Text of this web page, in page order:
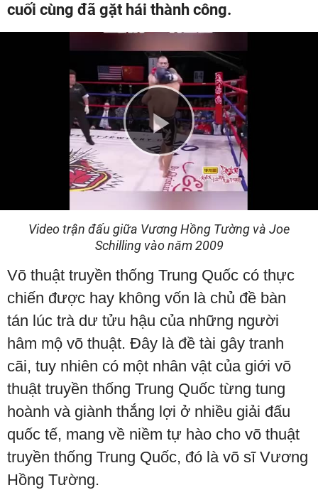
cuối cùng đã gặt hái thành công.
Play
Video
Video trận đấu giữa Vương Hồng Tường và Joe
Schilling vào năm 2009
Võ thuật truyền thống Trung Quốc có thực
chiến được hay không vốn là chủ đề bàn
tán lúc trà dư tửu hậu của những người
hâm mộ võ thuật. Đây là đề tài gây tranh
cãi, tuy nhiên có một nhân vật của giới võ
thuật truyền thống Trung Quốc từng tung
hoành và giành thắng lợi ở nhiều giải đấu
quốc tế, mang về niềm tự hào cho võ thuật
truyền thống Trung Quốc, đó là võ sĩ Vương
Hồng Tường.